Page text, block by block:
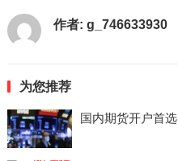
作者: g_746633930
为您推荐
国内期货开户首选